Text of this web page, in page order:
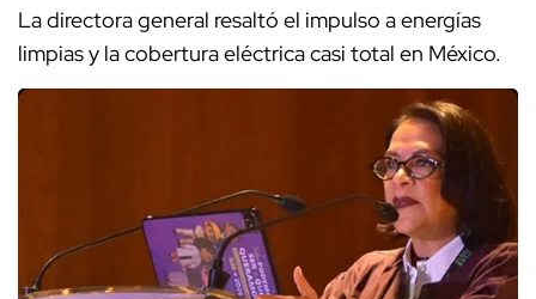
La directora general resaltó el impulso a energías
limpias y la cobertura eléctrica casi total en México.